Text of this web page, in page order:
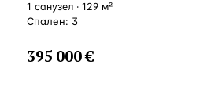
1 санузел · 129 м²
Спален: 3
395 000 €